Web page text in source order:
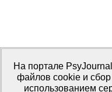
Портал психологических
Правила использования
Свидетельство
На портале
файлов cookie и сбор
использованием